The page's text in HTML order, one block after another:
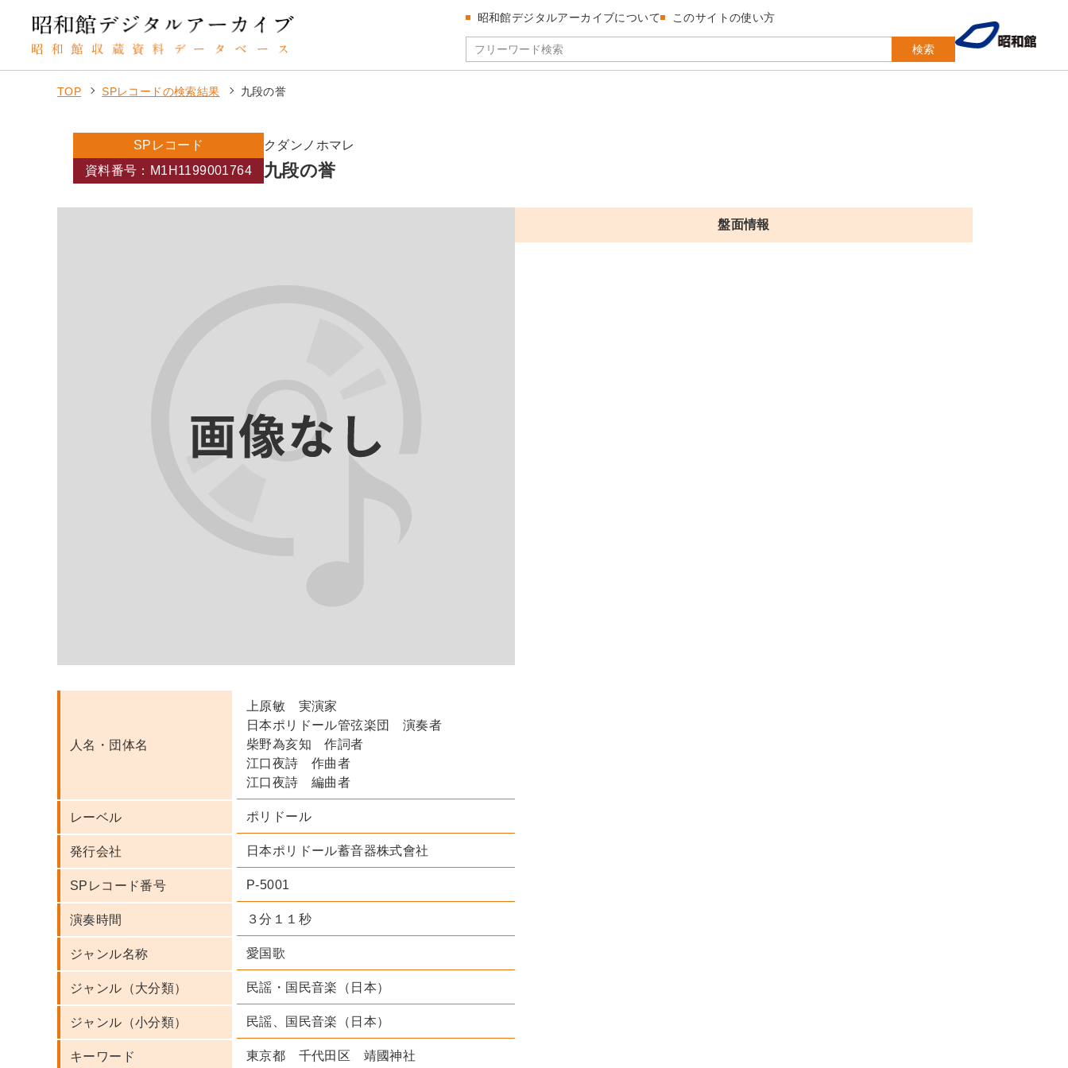
検索
昭和館デジタルアーカイブについて このサイトの使い方
TOP SPレコードの検索結果 九段の誉
SPレコード
クダンノホマレ
資料番号：M1H1199001764
九段の誉
盤面情報
人名・団体名
上原敏 実演家
日本ポリドール管弦楽団 演奏者
柴野為亥知 作詞者
江口夜詩 作曲者
江口夜詩 編曲者
レーベル ポリドール
発行会社 日本ポリドール蓄音器株式會社
SPレコード番号 P-5001
演奏時間 ３分１１秒
ジャンル名称 愛国歌
ジャンル（大分類） 民謡・国民音楽（日本）
ジャンル（小分類） 民謡、国民音楽（日本）
キーワード 東京都 千代田区 靖國神社